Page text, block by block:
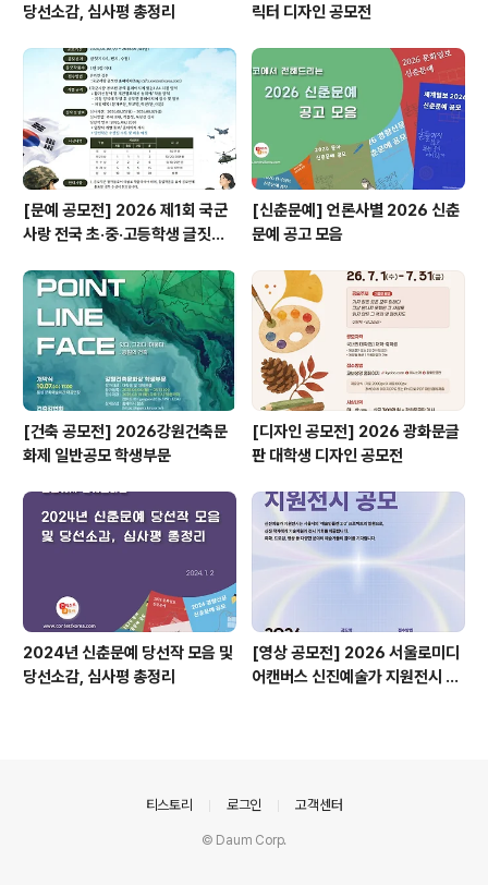
당선소감, 심사평 총정리
릭터 디자인 공모전
[문예 공모전] 2026 제1회 국군
사랑 전국 초·중·고등학생 글짓기
[신춘문예] 언론사별 2026 신춘
문예 공고 모음
[건축 공모전] 2026강원건축문
화제 일반공모 학생부문
[디자인 공모전] 2026 광화문글
판 대학생 디자인 공모전
2024년 신춘문예 당선작 모음 및
당선소감, 심사평 총정리
[영상 공모전] 2026 서울로미디
어캔버스 신진예술가 지원전시 공
티스토리 로그인 고객센터
© Daum Corp.